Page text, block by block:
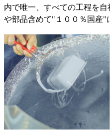
内で唯一、すべての工程を
や部品含めて"１００％国産"